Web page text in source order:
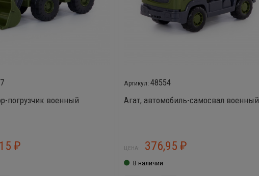
погрузчик военный
₽
48554
Агат, автомобиль-самосвал военный
ЦЕНА: 376,95₽
В наличии